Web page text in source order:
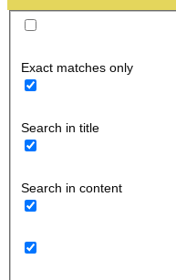
Exact matches only
Search in title
Search in content